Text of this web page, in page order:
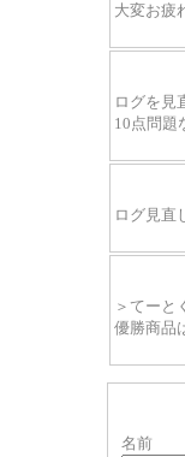
大変お疲
ログを見
10点問題
ログ見直
＞てーとく
優勝商品
名前